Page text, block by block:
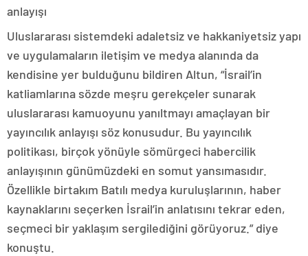
anlayışı
Uluslararası sistemdeki adaletsiz ve hakkaniyetsiz yapı
ve uygulamaların iletişim ve medya alanında da
kendisine yer bulduğunu bildiren Altun, “İsrail’in
katliamlarına sözde meşru gerekçeler sunarak
uluslararası kamuoyunu yanıltmayı amaçlayan bir
yayıncılık anlayışı söz konusudur. Bu yayıncılık
politikası, birçok yönüyle sömürgeci habercilik
anlayışının günümüzdeki en somut yansımasıdır.
Özellikle birtakım Batılı medya kuruluşlarının, haber
kaynaklarını seçerken İsrail’in anlatısını tekrar eden,
seçmeci bir yaklaşım sergilediğini görüyoruz.” diye
konuştu.